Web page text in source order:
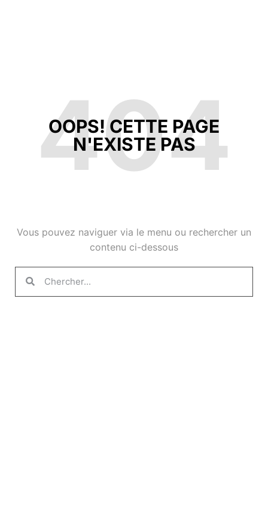
404
OOPS! CETTE PAGE
N'EXISTE PAS
Vous pouvez naviguer via le menu ou rechercher un
contenu ci-dessous